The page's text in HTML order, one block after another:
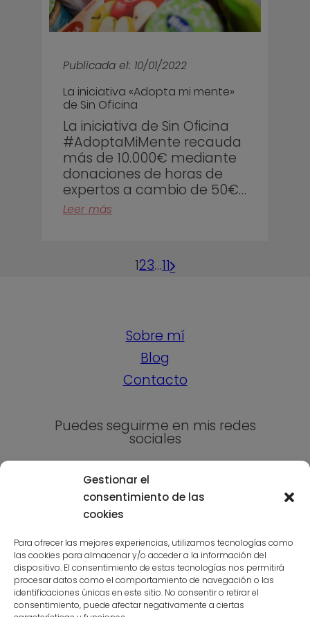
Gestionar el
consentimiento de las
cookies
Para ofrecer las mejores experiencias, utilizamos tecnologías como
las cookies para almacenar y/o acceder a la información del
dispositivo. El consentimiento de estas tecnologías nos permitirá
procesar datos como el comportamiento de navegación o las
identificaciones únicas en este sitio. No consentir o retirar el
consentimiento, puede afectar negativamente a ciertas
Publicada el: 10/01/2022
La iniciativa «Adopta mi mente»
de Sin Oficina
La iniciativa de Sin Oficina
#AdoptaMiMente recauda
más de 10.000€ mediante
donaciones de horas de
expertos a cambio de 50€…
Leer más
123…11
Sobre mí
Blog
Contacto
Puedes seguirme en mis redes
sociales
Suscríbete a la niusleter aquí